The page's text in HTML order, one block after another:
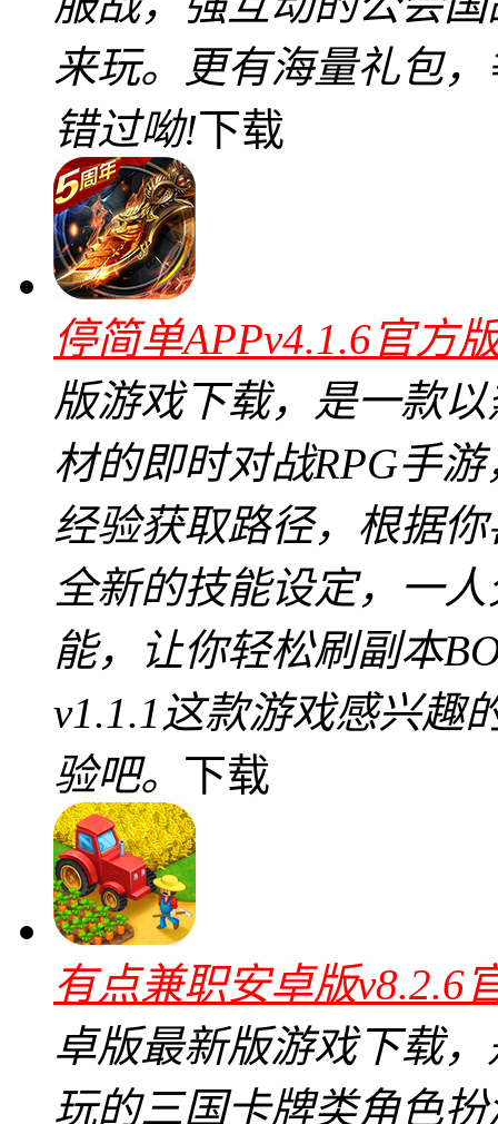
来玩。更有海量礼包
错过呦!下载
停简单APPv4.1.6官方
版游戏下载，是一款
材的即时对战RPG手
经验获取路径，根据
全新的技能设定，一
能，让你轻松刷副本
v1.1.1这款游戏感兴趣
验吧。 下载
有点兼职安卓版v8.2.6
卓版最新版游戏下载
玩的三国卡牌类角色